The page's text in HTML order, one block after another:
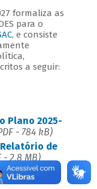
formaliza as
para o
, e consiste
a seguir:
Plano 2025-
- 784 kB)
de
- 2,8 MB)